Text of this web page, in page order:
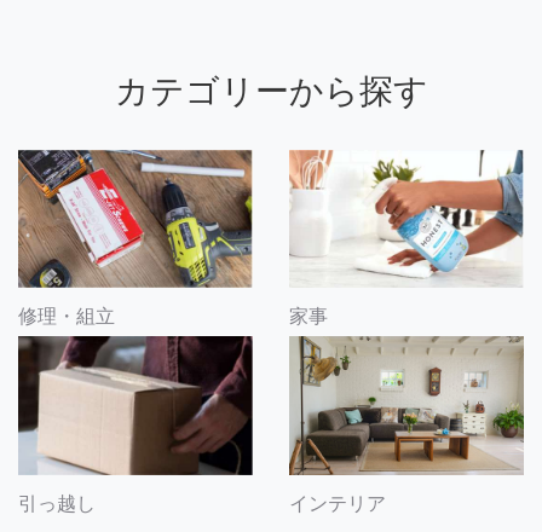
カテゴリーから探す
修理・組立 家事
引っ越し インテリア